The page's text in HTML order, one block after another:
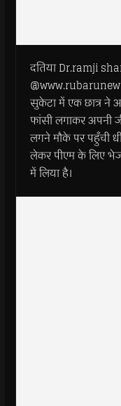
दतिया Dr.ramji
सुकेटा में एक छात्र ने
फांसी लगाकर अपनी
लगने मौके पर पहुँची
लेकर पीएम के लिए भेज
में लिया है।